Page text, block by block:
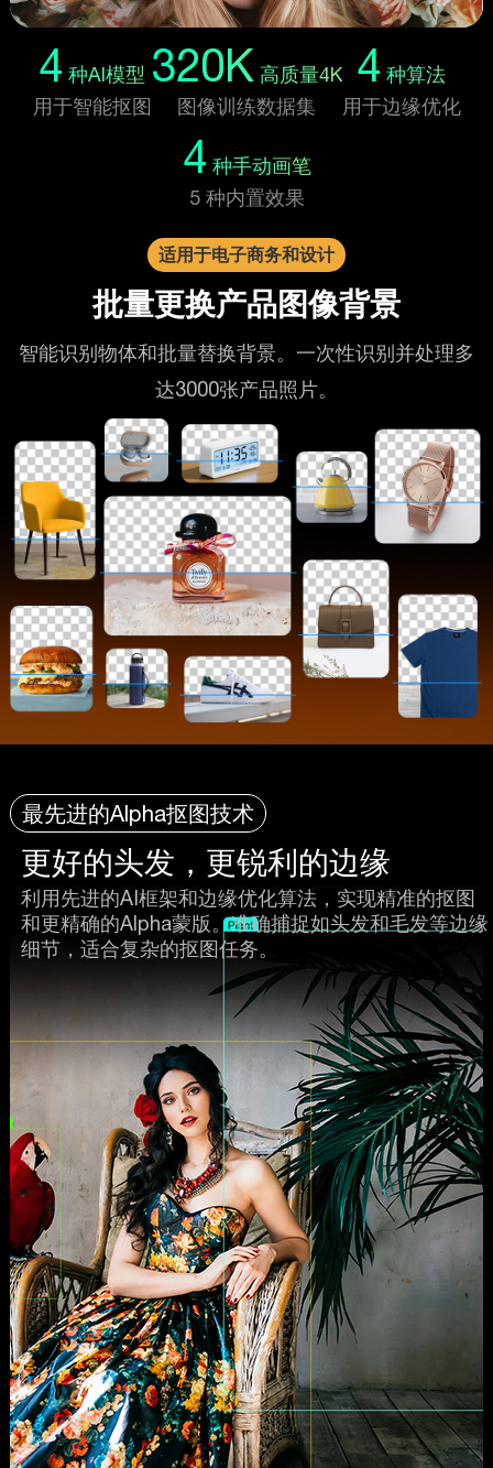
4 种AI模型
用于智能抠图
320K 高质量4K
图像训练数据集
4 种算法
用于边缘优化
4 种手动画笔
5 种内置效果
适用于电子商务和设计
批量更换产品图像背景
智能识别物体和批量替换背景。一次性识别并处理多
达3000张产品照片。
最先进的Alpha抠图技术
更好的头发，更锐利的边缘
利用先进的AI框架和边缘优化算法，实现精准的抠图
和更精确的Alpha蒙版。准确捕捉如头发和毛发等边缘
细节，适合复杂的抠图任务。